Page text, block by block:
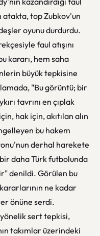
atakta, top Zubkov'un
oyunu durdurdu.
faul atışını
kararı, hem saha
büyük tepkisine
"Bu görüntü; bir
tavrını en çıplak
hak için, akıtılan alın
bu hakem
derhal harekete
bir daha Türk futbolunda
denildi. Görülen bu
ne kadar
önüne serdi.
sert tepkisi,
takımlar üzerindeki